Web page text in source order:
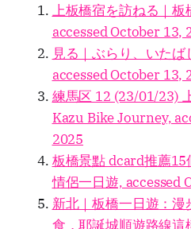
上板橋宿を訪ねる｜
accessed October 13,
見る｜ぶらり、いた
accessed October 13,
練馬区 12 (23/01/23)
Kazu Bike Journey,
2025
板橋景點 dcard推薦15
情侶一日遊, accessed
新北｜板橋一日遊：
食，耶誕城順遊路線這